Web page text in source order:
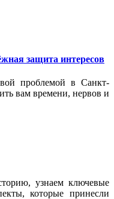
защита интересов
проблемой в Санкт-
вам времени, нервов и
узнаем ключевые
которые принесли